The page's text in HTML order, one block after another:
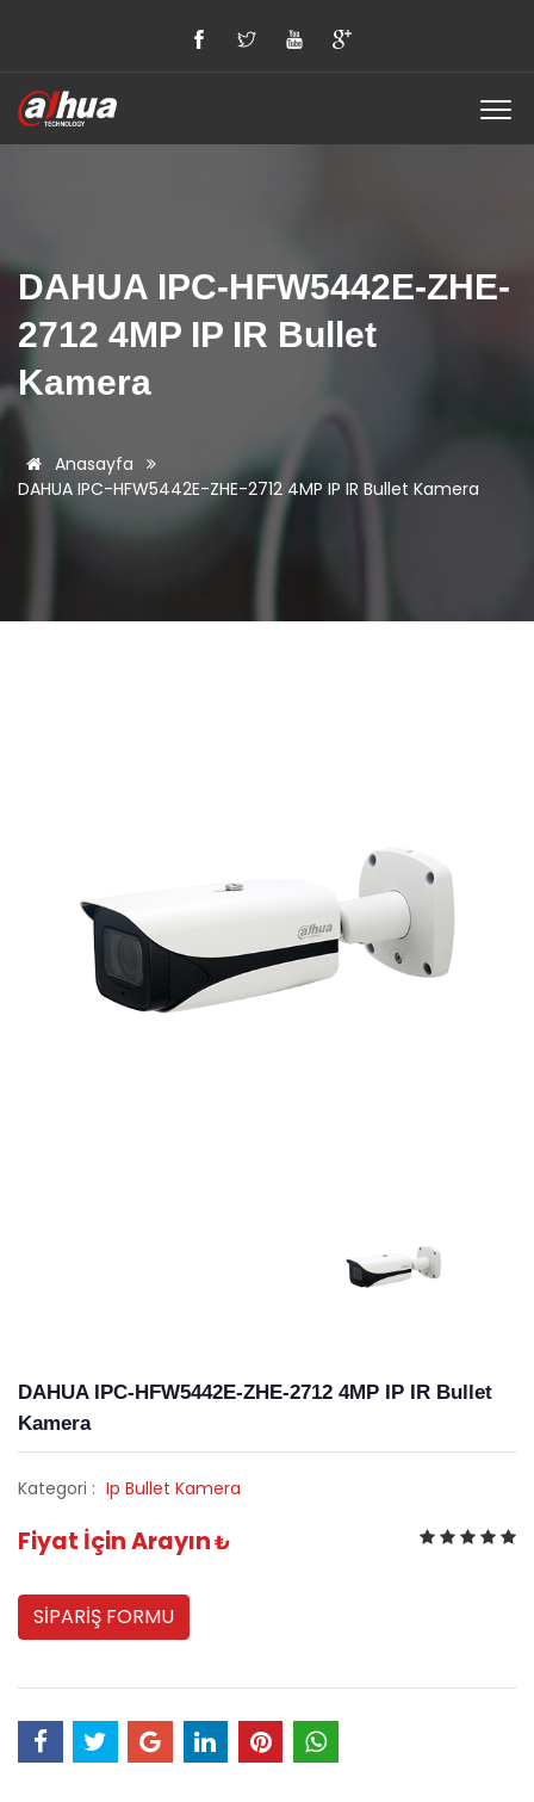
DAHUA IPC-HFW5442E-ZHE-
2712 4MP IP IR Bullet
Kamera
Anasayfa
DAHUA IPC-HFW5442E-ZHE-2712 4MP IP IR Bullet Kamera
DAHUA IPC-HFW5442E-ZHE-2712 4MP IP IR Bullet
Kamera
Kategori : Ip Bullet Kamera
Fiyat İçin Arayın₺
SİPARİŞ FORMU